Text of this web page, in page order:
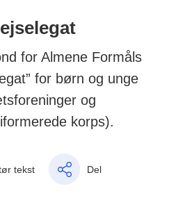
for Almene Formåls
for børn og unge
og
korps).
tekst Del